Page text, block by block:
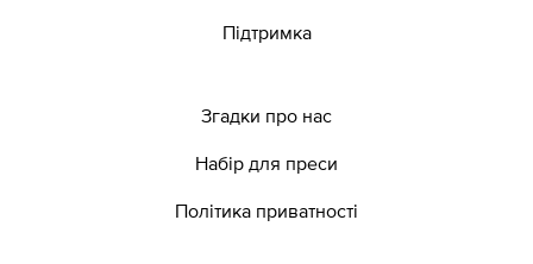
Підтримка
Згадки про нас
Набір для преси
Політика приватності